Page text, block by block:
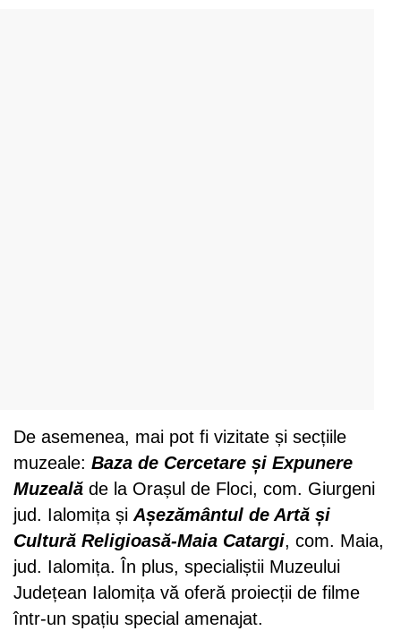
De asemenea, mai pot fi vizitate și secțiile
muzeale: Baza de Cercetare și Expunere
Muzeală de la Orașul de Floci, com. Giurgeni
jud. Ialomița și Așezământul de Artă și
Cultură Religioasă-Maia Catargi, com. Maia,
jud. Ialomița. În plus, specialiștii Muzeului
Județean Ialomița vă oferă proiecții de filme
într-un spațiu special amenajat.